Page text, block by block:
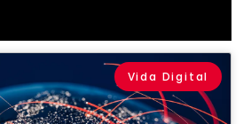
Vida Digital